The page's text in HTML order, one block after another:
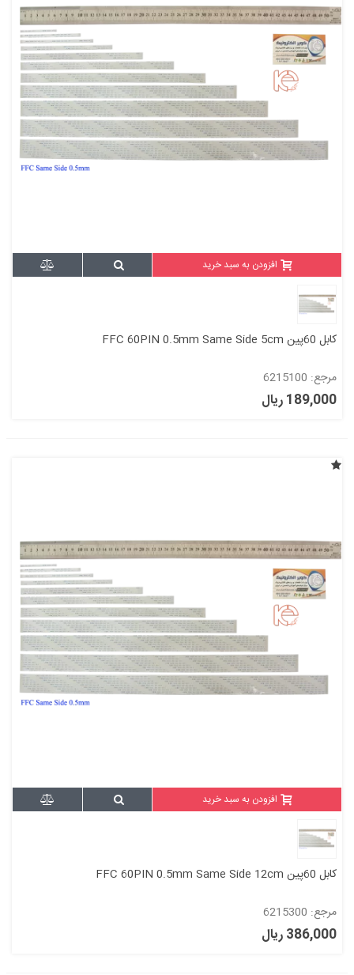
افزودن به سبد خرید
کابل 60پین FFC 60PIN 0.5mm Same Side 5cm
مرجع: 6215100
189,000 ریال
افزودن به سبد خرید
کابل 60پین FFC 60PIN 0.5mm Same Side 12cm
مرجع: 6215300
386,000 ریال